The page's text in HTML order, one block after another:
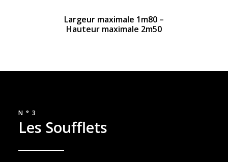
Largeur maximale 1m80 –
Hauteur maximale 2m50
N°3
Les Soufflets